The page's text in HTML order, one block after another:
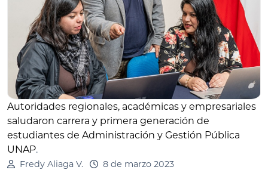
Autoridades regionales, académicas y empresariales
saludaron carrera y primera generación de
estudiantes de Administración y Gestión Pública
UNAP.
Fredy Aliaga V. 8 de marzo 2023